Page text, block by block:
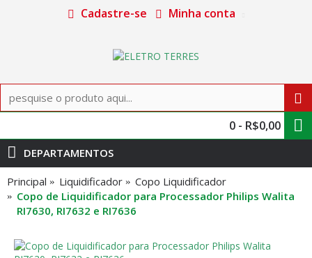
Cadastre-se Minha conta
0 - R$0,00
DEPARTAMENTOS
Principal Liquidificador
Copo Liquidificador
Copo de Liquidificador para Processador Philips Walita
RI7630, RI7632 e RI7636